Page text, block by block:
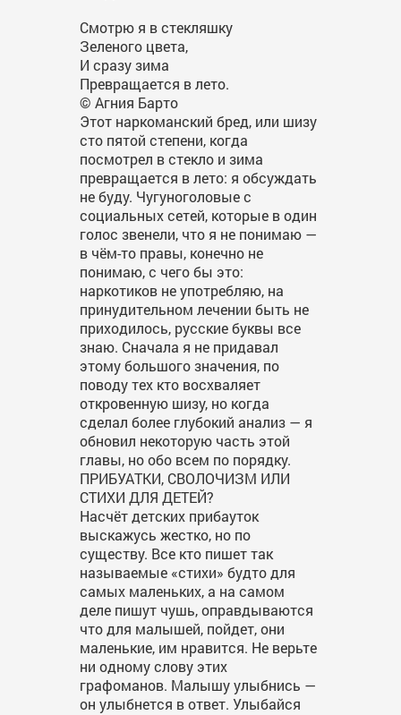
Смотрю я в стекляшку
Зеленого цвета,
И сразу зима
Превращается в лето.
© Агния Барто
Этот наркоманский бред, или шизу
сто пятой степени, когда
посмотрел в стекло и зима
превращается в лето: я обсуждать
не буду. Чугуноголовые с
социальных сетей, которые в один
голос звенели, что я не понимаю —
в чём-то правы, конечно не
понимаю, с чего бы это:
наркотиков не употребляю, на
принудительном лечении быть не
приходилось, русские буквы все
знаю. Сначала я не придавал
этому большого значения, по
поводу тех кто восхваляет
откровенную шизу, но когда
сделал более глубокий анализ — я
обновил некоторую часть этой
главы, но обо всем по порядку.
ПРИБУАТКИ, СВОЛОЧИЗМ ИЛИ
СТИХИ ДЛЯ ДЕТЕЙ?
Насчёт детских прибауток
выскажусь жестко, но по
существу. Все кто пишет так
называемые «стихи» будто для
самых маленьких, а на самом
деле пишут чушь, оправдываются
что для малышей, пойдет, они
маленькие, им нравится. Не верьте
ни одному слову этих
графоманов. Малышу улыбнись —
он улыбнется в ответ. Улыбайся